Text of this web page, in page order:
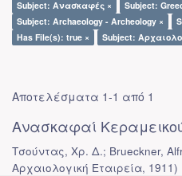
Subject: Ανασκαφές ×
Subject:
Subject: Archaeology - Archeology ×
Has File(s): true ×
Subject:
Αποτελέσματα 1-1 από 1
Ανασκαφαί
Τσούντας, Χρ. Δ.; Brueckner,
Αρχαιολογική Εταιρεία, 1911)